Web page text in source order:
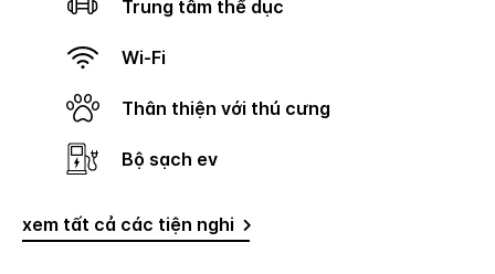
Trung tâm thể dục
Wi-Fi
Thân thiện với thú cưng
Bộ sạch ev
xem tất cả các tiện nghi